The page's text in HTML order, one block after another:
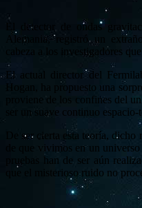
El detector de ondas
Alemania, registró un
cabeza a los investigadores
El actual director del
Hogan, ha propuesto una
proviene de los confines del
ser un suave continuo
De ser cierta esta teoría,
de que vivimos en un
pruebas han de ser aún
que el misterioso ruido no